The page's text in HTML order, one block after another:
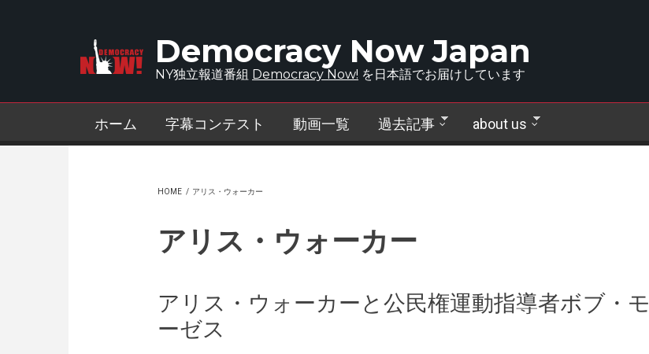
Democracy Now Japan
NY独立報道番組 Democracy Now! を日本語でお届けしています
ホーム 字幕コンテスト 動画一覧 過去記事 about us
HOME / アリス・ウォーカー
アリス・ウォーカー
アリス・ウォーカーと公民権運動指導者ボブ・モ
ーゼス